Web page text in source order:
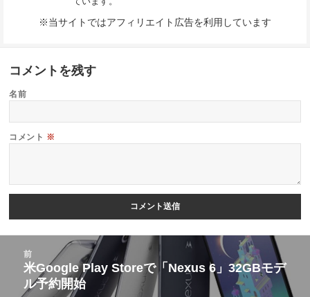
※当サイトではアフィリエイト広告を利用しています
コメントを残す
名前
コメント ※
前
前
の
米Google Play Storeで「Nexus 6」32GBモデ
ル予約開始